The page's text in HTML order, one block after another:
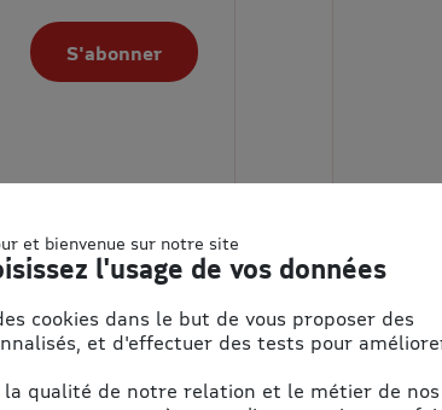
S'abonner
et bienvenue sur notre site
l'usage de vos données
cookies dans le but de vous proposer des
et d'effectuer des tests pour
la qualité de notre relation et le métier de nos